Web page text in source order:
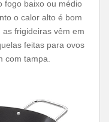
fogo baixo ou médio
o calor alto é bom
as frigideiras vêm em
feitas para ovos
com tampa.